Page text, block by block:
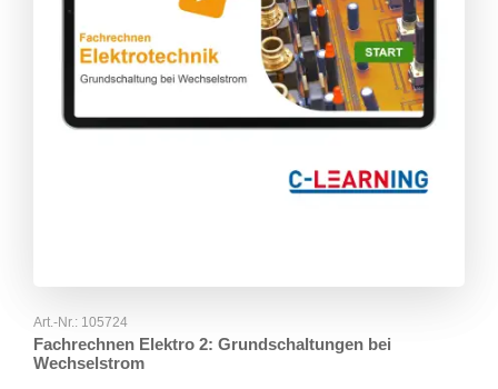
Art.-Nr.: 105724
Fachrechnen Elektro 2: Grundschaltungen bei
Wechselstrom